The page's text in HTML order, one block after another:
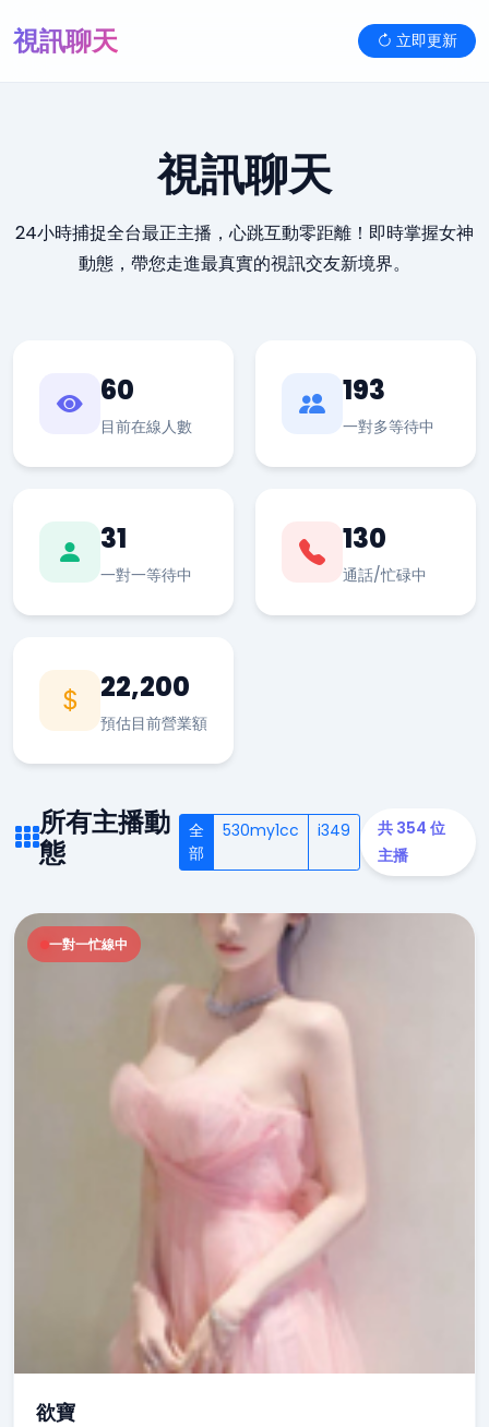
視訊聊天 立即更新
視訊聊天
24小時捕捉全台最正主播，心跳互動零距離！即時掌握女神
動態，帶您走進最真實的視訊交友新境界。
60
目前在線人數
193
一對多等待中
31
一對一等待中
130
通話/忙碌中
22,200
預估目前營業額
所有主播動
態
全
部
530my1cc i349
共 354 位
主播
一對一忙線中
欲寶